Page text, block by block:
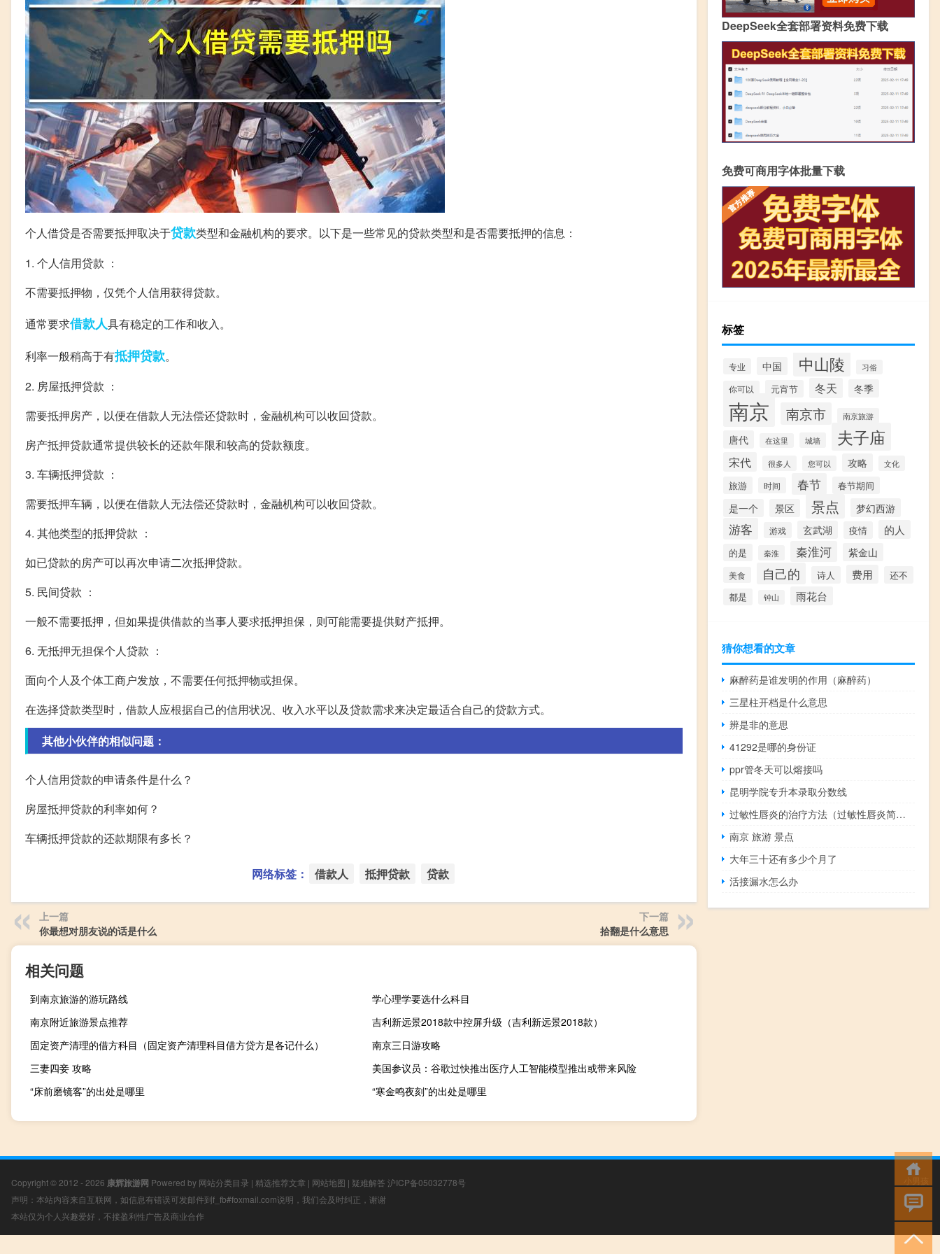
个人借贷是否需要抵押取决于贷款类型和金融机构的要求。以下是一些常见的贷款类型和是否需要抵押的信息：
1. 个人信用贷款 ：
不需要抵押物，仅凭个人信用获得贷款。
通常要求借款人具有稳定的工作和收入。
利率一般稍高于有抵押贷款。
2. 房屋抵押贷款 ：
需要抵押房产，以便在借款人无法偿还贷款时，金融机构可以收回贷款。
房产抵押贷款通常提供较长的还款年限和较高的贷款额度。
3. 车辆抵押贷款 ：
需要抵押车辆，以便在借款人无法偿还贷款时，金融机构可以收回贷款。
4. 其他类型的抵押贷款 ：
如已贷款的房产可以再次申请二次抵押贷款。
5. 民间贷款 ：
一般不需要抵押，但如果提供借款的当事人要求抵押担保，则可能需要提供财产抵押。
6. 无抵押无担保个人贷款 ：
面向个人及个体工商户发放，不需要任何抵押物或担保。
在选择贷款类型时，借款人应根据自己的信用状况、收入水平以及贷款需求来决定最适合自己的贷款方式。
其他小伙伴的相似问题：
个人信用贷款的申请条件是什么？
房屋抵押贷款的利率如何？
车辆抵押贷款的还款期限有多长？
网络标签： 借款人 抵押贷款 贷款
上一篇
你最想对朋友说的话是什么
下一篇
拾翻是什么意思
相关问题
到南京旅游的游玩路线
学心理学要选什么科目
南京附近旅游景点推荐
吉利新远景2018款中控屏升级（吉利新远景2018款）
固定资产清理的借方科目（固定资产清理科目借方贷方是各记什么）
南京三日游攻略
三妻四妾 攻略
美国参议员：谷歌过快推出医疗人工智能模型推出或带来风险
“床前磨镜客”的出处是哪里
“寒金鸣夜刻”的出处是哪里
DeepSeek全套部署资料免费下载
免费可商用字体批量下载
标签
专业 中国 中山陵 习俗
你可以 元宵节 冬天 冬季
南京 南京市 南京旅游
唐代 在这里 城墙 夫子庙
宋代 很多人 您可以 攻略 文化
旅游 时间 春节 春节期间
是一个 景区 景点 梦幻西游
游客 游戏 玄武湖 疫情 的人
的是 秦淮 秦淮河 紫金山
美食 自己的 诗人 费用 还不
都是 钟山 雨花台
猜你想看的文章
麻醉药是谁发明的作用（麻醉药）
三星柱开档是什么意思
辨是非的意思
41292是哪的身份证
ppr管冬天可以熔接吗
昆明学院专升本录取分数线
过敏性唇炎的治疗方法（过敏性唇炎简介）
南京 旅游 景点
大年三十还有多少个月了
活接漏水怎么办
Copyright © 2012 - 2026 康辉旅游网 Powered by 网站分类目录 | 精选推荐文章 | 网站地图 | 疑难解答 沪ICP备05032778号
声明：本站内容来自互联网，如信息有错误可发邮件到f_fb#foxmail.com说明，我们会及时纠正，谢谢
本站仅为个人兴趣爱好，不接盈利性广告及商业合作